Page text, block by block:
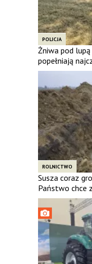
POLICJA
Żniwa pod
popełniają
ROLNICTWO
Susza coraz
Państwo chce